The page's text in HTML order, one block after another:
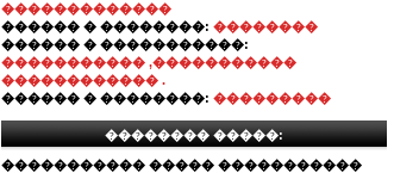
�������������
������ � ��������: ��������
������ � �����������:
����������� ,�����������
������������ .
������ � ��������: ���������
�������� �����:
����������� ����� �����������